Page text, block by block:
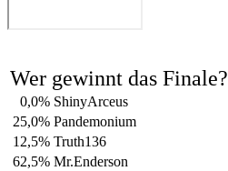
Wer gewinnt das Finale?
0,0% ShinyArceus
25,0% Pandemonium
12,5% Truth136
62,5% Mr.Enderson